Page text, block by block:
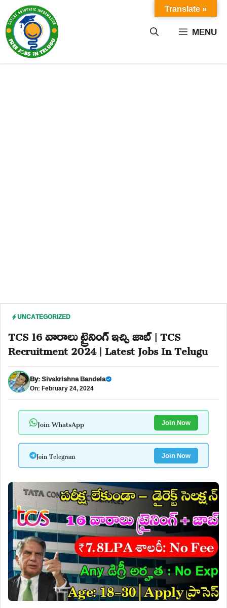
content MENU
UNCATEGORIZED
TCS 16 వారాలు ట్రైనింగ్ ఇచ్చి జాబ్ | TCS
Recruitment 2024 | Latest Jobs In Telugu
By:Sivakrishna Bandela
On: February 24, 2024
Join WhatsApp Join Now
Join Telegram Join Now
Translate »